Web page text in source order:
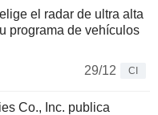
el radar de ultra alta
programa de vehículos
29/12
CI
Co., Inc. publica